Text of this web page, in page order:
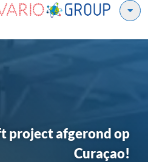
project afgerond op
Curaçao!